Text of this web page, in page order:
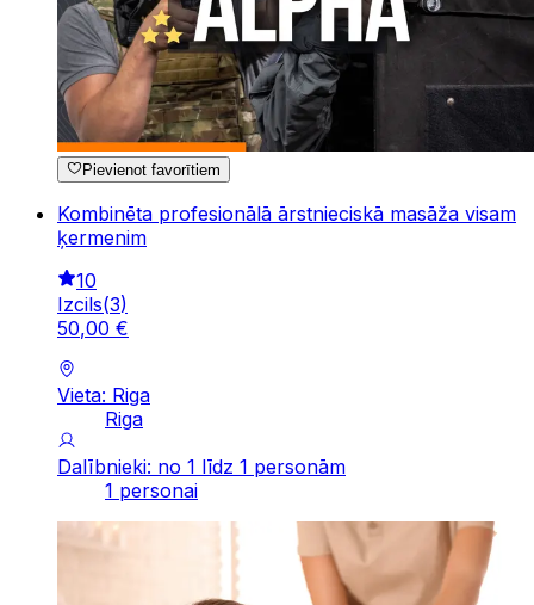
Pievienot favorītiem
Kombinēta profesionālā ārstnieciskā masāža visam
ķermenim
10
Izcils(3)
50,00 €
Vieta: Riga
Riga
Dalībnieki: no 1 līdz 1 personām
1 personai